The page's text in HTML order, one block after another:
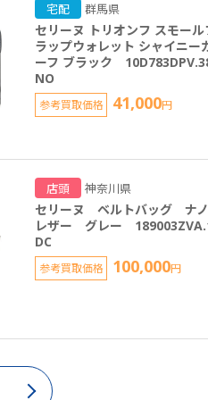
宅配 群馬県
セリーヌ トリオンフ スモール
ラップウォレット シャイニー
ーフ ブラック
NO
参考買取価格 41,000円
店頭 神奈川県
セリーヌ ベルトバッグ
レザー グレー
DC
参考買取価格 100,000円